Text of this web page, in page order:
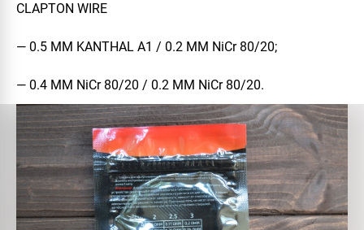
CLAPTON WIRE
— 0.5 MM KANTHAL A1 / 0.2 ММ NiCr 80/20;
— 0.4 MM NiCr 80/20 / 0.2 ММ NiCr 80/20.